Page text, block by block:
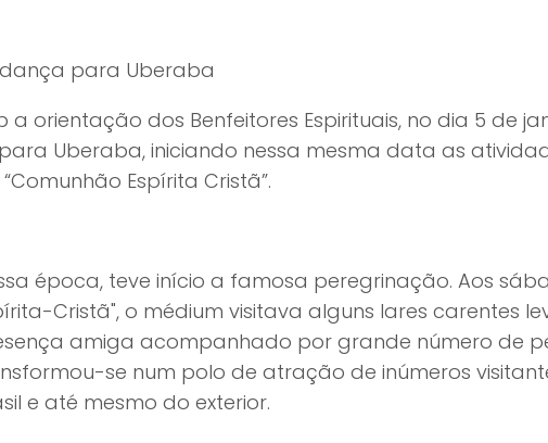
para Uberaba
a orientação dos Benfeitores Espirituais, no dia 5 de
Uberaba, iniciando nessa mesma data as
Espírita Cristã”.
época, teve início a famosa peregrinação. Aos
Cristã", o médium visitava alguns lares carentes
amiga acompanhado por grande número de
se num polo de atração de inúmeros
e até mesmo do exterior.